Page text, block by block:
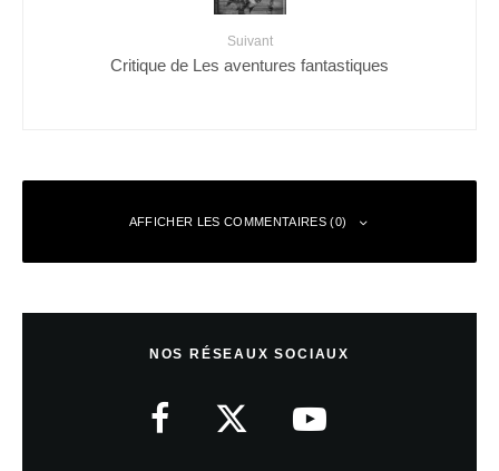
Suivant
Critique de Les aventures fantastiques
AFFICHER LES COMMENTAIRES (0)
NOS RÉSEAUX SOCIAUX